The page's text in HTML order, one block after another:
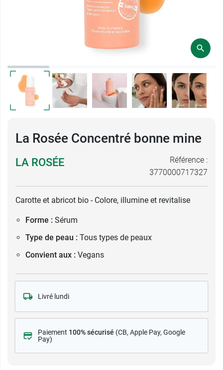
La Rosée Concentré bonne mine
LA ROSÉE
Référence :
3770000717327
Carotte et abricot bio - Colore, illumine et revitalise
Forme : Sérum
Type de peau : Tous types de peaux
Convient aux : Vegans
Livré lundi
Paiement 100% sécurisé (CB, Apple Pay, Google
Pay)